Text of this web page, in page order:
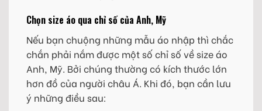
Chọn size áo qua chỉ số của Anh, Mỹ
Nếu bạn chuộng những mẫu áo nhập thì chắc
chắn phải nắm được một số chỉ số về size áo
Anh, Mỹ. Bởi chúng thường có kích thước lớn
hơn đồ của người châu Á. Khi đó, bạn cần lưu
ý những điều sau: